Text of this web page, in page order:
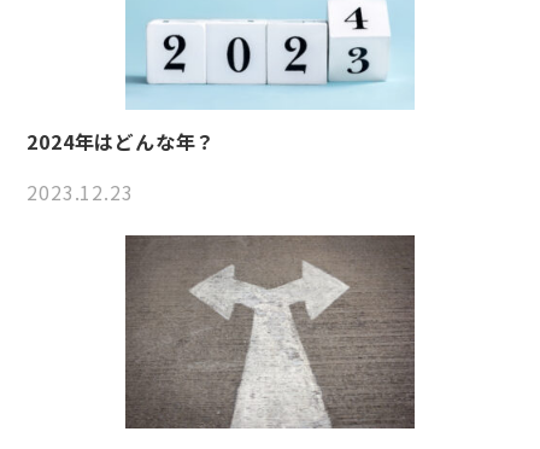
2024年はどんな年？
2023.12.23